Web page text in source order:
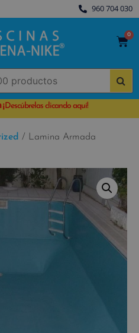
960 704 030
0
¡Descúbrelas clicando aquí!
/ Lamina Armada